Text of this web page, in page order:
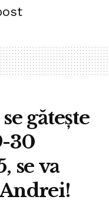
gătește
30
se va